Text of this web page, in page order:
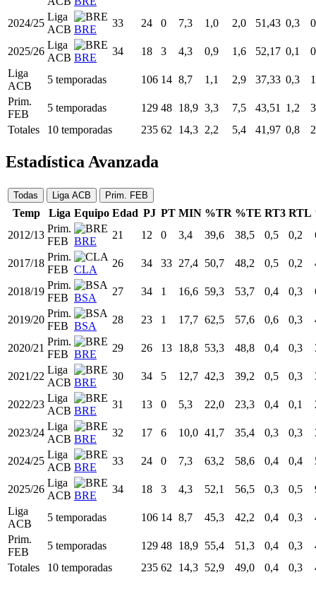
2024/25
Liga
ACB BRE
33 24 0 7,3 1,0 2,0 51,43 0,3
2025/26
Liga
ACB BRE
34 18 3 4,3 0,9 1,6 52,17 0,1
Liga
ACB
5 temporadas 106 14 8,7 1,1 2,9 37,33 0,3
Prim.
FEB
5 temporadas 129 48 18,9 3,3 7,5 43,51 1,2
Totales
10 temporadas 235 62 14,3 2,2 5,4 41,97 0,8
Estadística Avanzada
Todas Liga ACB Prim. FEB
Temp Liga Equipo Edad PJ PT MIN %TR %TE RT3 RTL
2012/13
Prim.
FEB BRE
21 12 0 3,4 39,6 38,5 0,5 0,2
2017/18
Prim.
FEB CLA
26 34 33 27,4 50,7 48,2 0,5 0,2
2018/19
Prim.
FEB BSA
27 34 1 16,6 59,3 53,7 0,4 0,3
2019/20
Prim.
FEB BSA
28 23 1 17,7 62,5 57,6 0,6 0,3
2020/21
Prim.
FEB BRE
29 26 13 18,8 53,3 48,8 0,4 0,3
2021/22
Liga
ACB BRE
30 34 5 12,7 42,3 39,2 0,5 0,3
2022/23
Liga
ACB BRE
31 13 0 5,3 22,0 23,3 0,4 0,1
2023/24
Liga
ACB BRE
32 17 6 10,0 41,7 35,4 0,3 0,3
2024/25
Liga
ACB BRE
33 24 0 7,3 63,2 58,6 0,4 0,4
2025/26
Liga
ACB BRE
34 18 3 4,3 52,1 56,5 0,3 0,5
Liga
ACB
5 temporadas 106 14 8,7 45,3 42,2 0,4 0,3
Prim.
FEB
5 temporadas 129 48 18,9 55,4 51,3 0,4 0,3
Totales
10 temporadas 235 62 14,3 52,9 49,0 0,4 0,3